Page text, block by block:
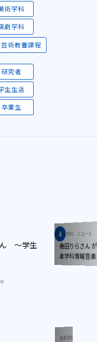
術学科
劇学科
芸術教養課程
研究者
生生活
卒業生
～学生
音楽学科 ニュース
幾田りらさん
楽学科情報音
しました!!
音楽学科